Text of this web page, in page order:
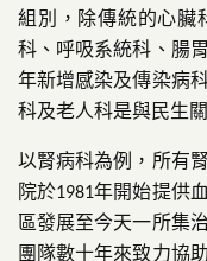
組別，除傳統的心臟
科、呼吸系統科、腸
年新增感染及傳染病
科及老人科是與民生
以腎病科為例，所有
院於1981年開始提供
區發展至今天一所集
團隊數十年來致力協